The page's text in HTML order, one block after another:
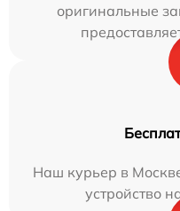
оригинальные
Наш курьер в
устройство